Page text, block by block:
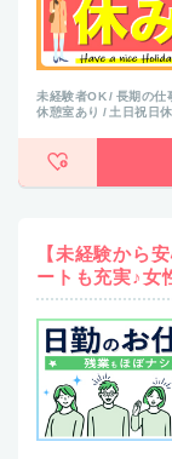
未経験者OK 長期の仕
休憩室あり
土日祝日
【未経験から
ートも充実♪女